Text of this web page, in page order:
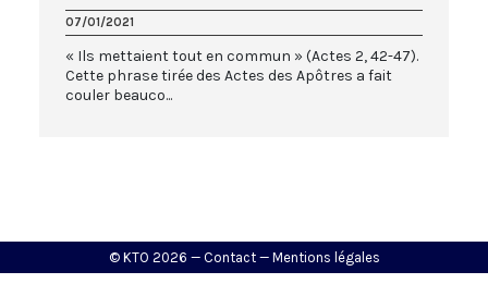
07/01/2021
« Ils mettaient tout en commun » (Actes 2, 42-47).
Cette phrase tirée des Actes des Apôtres a fait
couler beauco...
© KTO 2026 — Contact— Mentions légales